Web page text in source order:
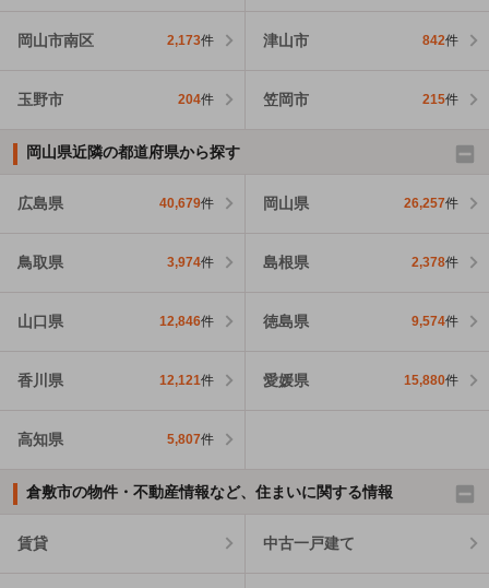
岡山市南区 2,173件 津山市 842件
玉野市 204件 笠岡市 215件
岡山県近隣の都道府県から探す
広島県 40,679件 岡山県 26,257件
鳥取県 3,974件 島根県 2,378件
山口県 12,846件 徳島県 9,574件
香川県 12,121件 愛媛県 15,880件
高知県 5,807件
倉敷市の物件・不動産情報など、住まいに関する情報
賃貸 中古一戸建て